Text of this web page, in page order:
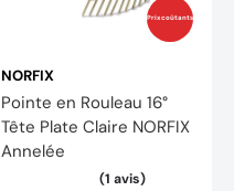
Prix coûtants
NORFIX
Pointe en Rouleau 16°
Tête Plate Claire NORFIX
Annelée